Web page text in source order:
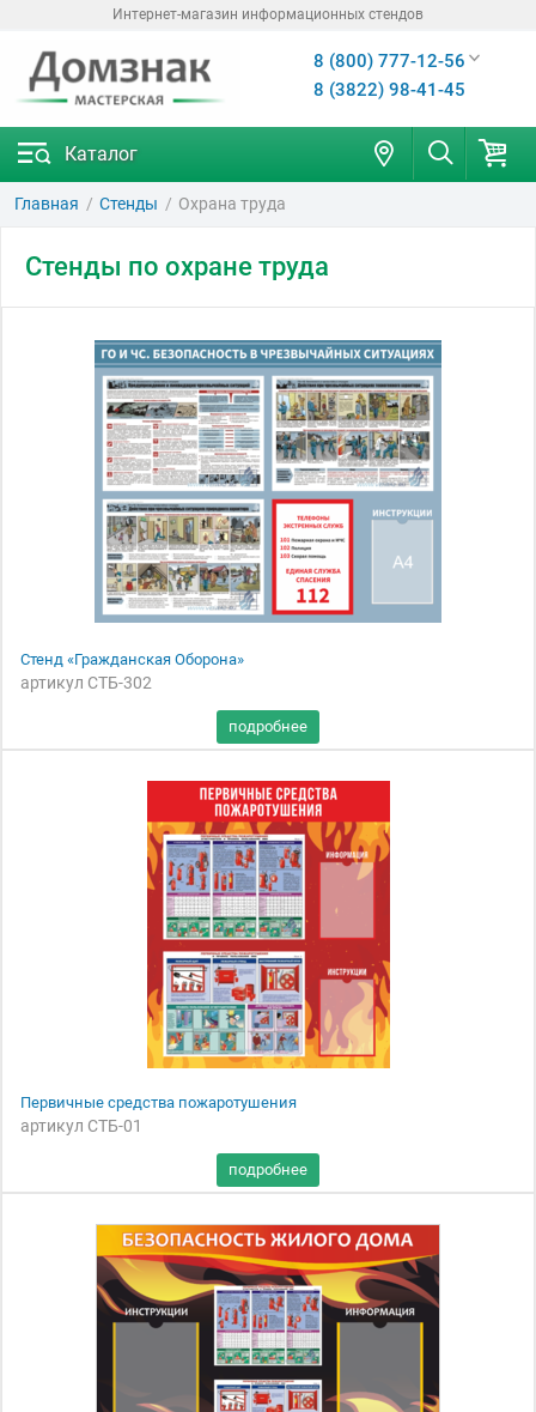
Интернет-магазин информационных стендов
8 (800) 777-12-56
8 (3822) 98-41-45
Каталог
Главная Стенды Охрана труда
Стенды по охране труда
Стенд «Гражданская Оборона»
артикул СТБ-302
Первичные средства пожаротушения
артикул СТБ-01